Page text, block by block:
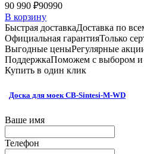
90 990 ₽90990
В корзину
Быстрая доставкаДоставка по
Официальная гарантияТолько
Выгодные ценыРегулярные
ПоддержкаПоможем с выбором
Купить в один клик
Доска для моек CB-Sintesi-M-WD
Ваше имя
Телефон